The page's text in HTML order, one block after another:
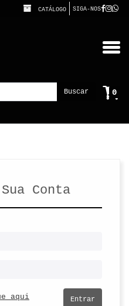
CATÁLOGO SIGA-NOS
Buscar 0
Conta
aqui Entrar